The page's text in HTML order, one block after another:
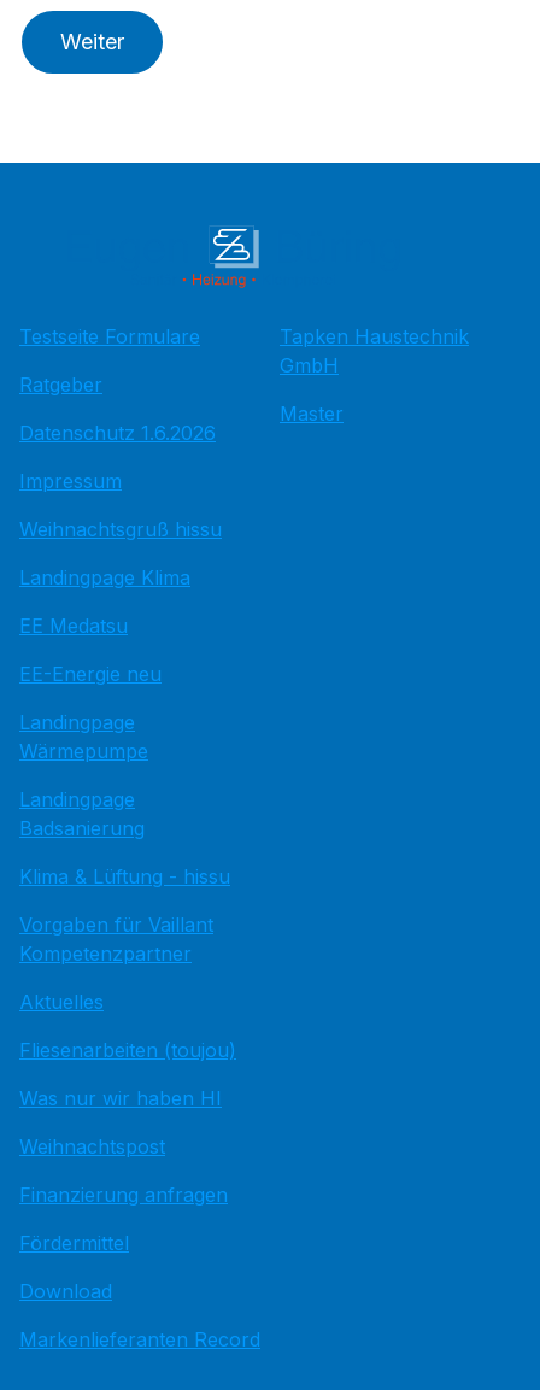
Weiter
Testseite Formulare
Ratgeber
Datenschutz 1.6.2026
Impressum
Weihnachtsgruß hissu
Landingpage Klima
EE Medatsu
EE-Energie neu
Landingpage
Wärmepumpe
Landingpage
Badsanierung
Klima & Lüftung - hissu
Vorgaben für Vaillant
Kompetenzpartner
Aktuelles
Fliesenarbeiten (toujou)
Was nur wir haben HI
Weihnachtspost
Finanzierung anfragen
Fördermittel
Download
Markenlieferanten Record
Tapken Haustechnik
GmbH
Master